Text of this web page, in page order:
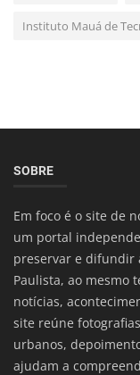
Instituto Mauá de
SOBRE
Em foco é o site de
um portal
preservar e difundir
Paulista, ao mesmo
notícias,
site reúne
urbanos,
ajudam a